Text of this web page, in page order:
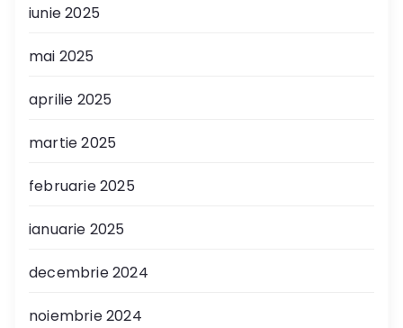
iunie 2025
mai 2025
aprilie 2025
martie 2025
februarie 2025
ianuarie 2025
decembrie 2024
noiembrie 2024